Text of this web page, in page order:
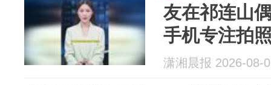
友在祁连山
手机专注拍
潇湘晨报 2026-08-